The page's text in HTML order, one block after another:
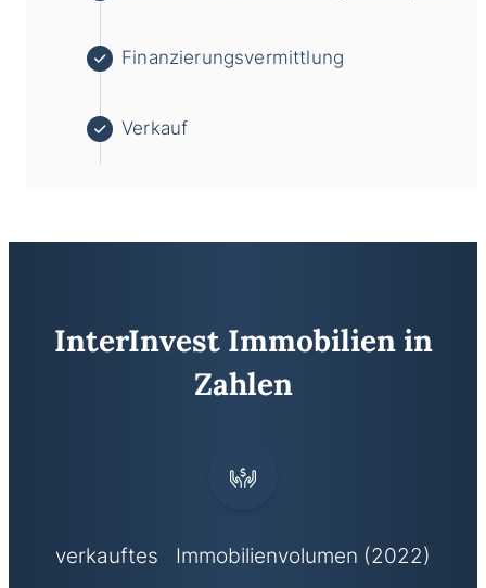
Finanzierungsvermittlung
Verkauf
InterInvest Immobilien in
Zahlen
verkauftes Immobilienvolumen (2022)